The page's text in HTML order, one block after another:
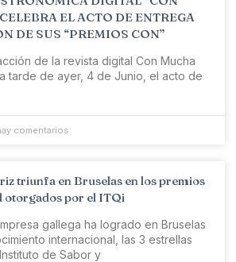
EL ACTO DE ENTREGA
DE SUS “PREMIOS CON”
de la revista digital Con Mucha
tarde de ayer, 4 de Junio, el acto de
comentarios
triunfa en Bruselas en los premios
otorgados por el ITQi
gallega ha logrado en Bruselas
internacional, las 3 estrellas
de Sabor y